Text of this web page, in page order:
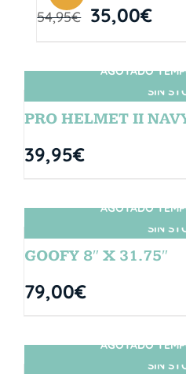
54,95€ 35,00€
SIN
AGOTADO
PRO HELMET II
39,95€
SIN
AGOTADO
GOOFY 8″ X 31.75″
79,00€
SIN
AGOTADO